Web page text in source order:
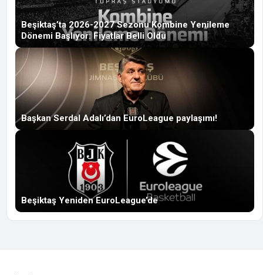
Beşiktaş’ta 2026-2027 Sezonu Kombine Yenileme
Dönemi Başlıyor: Fiyatlar Belli Oldu
Başkan Serdal Adalı’dan EuroLeague paylaşımı!
Beşiktaş Yeniden EuroLeague’de